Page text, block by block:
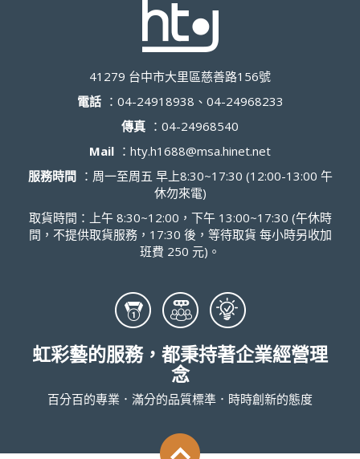
41279 台中市大里區慈善路156號
電話 ： 04-24918938、04-24968233
傳真 ： 04-24968540
Mail ： hty.h1688@msa.hinet.net
服務時間 ：周一至周五 早上8:30~17:30 (12:00-13:00 午
休勿來電)
取貨時間：上午 8:30~12:00，下午 13:00~17:30 (午休時
間，不提供取貨服務，17:30 後，等待取貨 每小時另收加
班費 250 元)。
虹彩藝的服務，都秉持著企業經營理
念
百分百的專業．滿分的品質標準．時時創新的態度